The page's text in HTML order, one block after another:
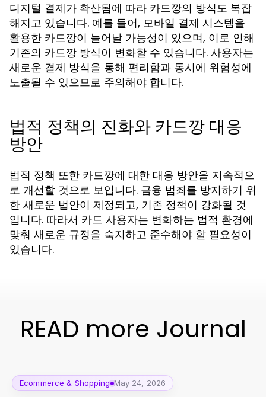
디지털 결제가 확산됨에 따라 카드깡의 방식도 복잡
해지고 있습니다. 예를 들어, 모바일 결제 시스템을
활용한 카드깡이 늘어날 가능성이 있으며, 이로 인해
기존의 카드깡 방식이 변화할 수 있습니다. 사용자는
새로운 결제 방식을 통해 편리함과 동시에 위험성에
노출될 수 있으므로 주의해야 합니다.
법적 정책의 진화와 카드깡 대응
방안
법적 정책 또한 카드깡에 대한 대응 방안을 지속적으
로 개선할 것으로 보입니다. 금융 범죄를 방지하기 위
한 새로운 법안이 제정되고, 기존 정책이 강화될 것
입니다. 따라서 카드 사용자는 변화하는 법적 환경에
맞춰 새로운 규정을 숙지하고 준수해야 할 필요성이
있습니다.
READ more Journal
Ecommerce & Shopping May 24, 2026